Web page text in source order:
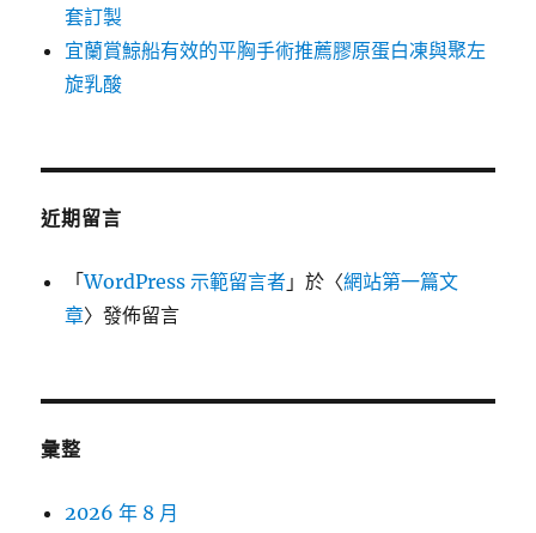
套訂製
宜蘭賞鯨船有效的平胸手術推薦膠原蛋白凍與聚左
旋乳酸
近期留言
「WordPress 示範留言者 」於〈網站第一篇文
章〉發佈留言
彙整
2026 年 8 月